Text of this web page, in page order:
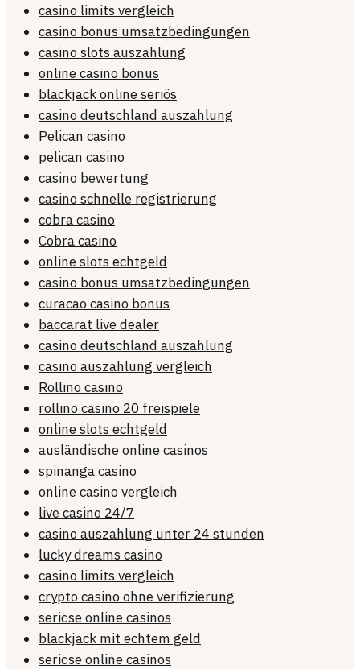
casino limits vergleich
casino bonus umsatzbedingungen
casino slots auszahlung
online casino bonus
blackjack online seriös
casino deutschland auszahlung
Pelican casino
pelican casino
casino bewertung
casino schnelle registrierung
cobra casino
Cobra casino
online slots echtgeld
casino bonus umsatzbedingungen
curacao casino bonus
baccarat live dealer
casino deutschland auszahlung
casino auszahlung vergleich
Rollino casino
rollino casino 20 freispiele
online slots echtgeld
ausländische online casinos
spinanga casino
online casino vergleich
live casino 24/7
casino auszahlung unter 24 stunden
lucky dreams casino
casino limits vergleich
crypto casino ohne verifizierung
seriöse online casinos
blackjack mit echtem geld
seriöse online casinos